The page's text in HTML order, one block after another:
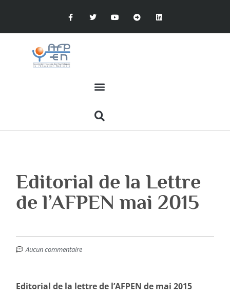
Editorial de la Lettre
de l’AFPEN mai 2015
Aucun commentaire
Editorial de la lettre de l’AFPEN de mai 2015